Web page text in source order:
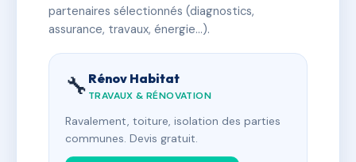
partenaires sélectionnés (diagnostics,
assurance, travaux, énergie…).
🔧 Rénov Habitat
TRAVAUX & RÉNOVATION
Ravalement, toiture, isolation des parties
communes. Devis gratuit.